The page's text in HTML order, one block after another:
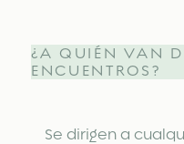
¿A QUIÉN VAN
ENCUENTROS?
Se dirigen a